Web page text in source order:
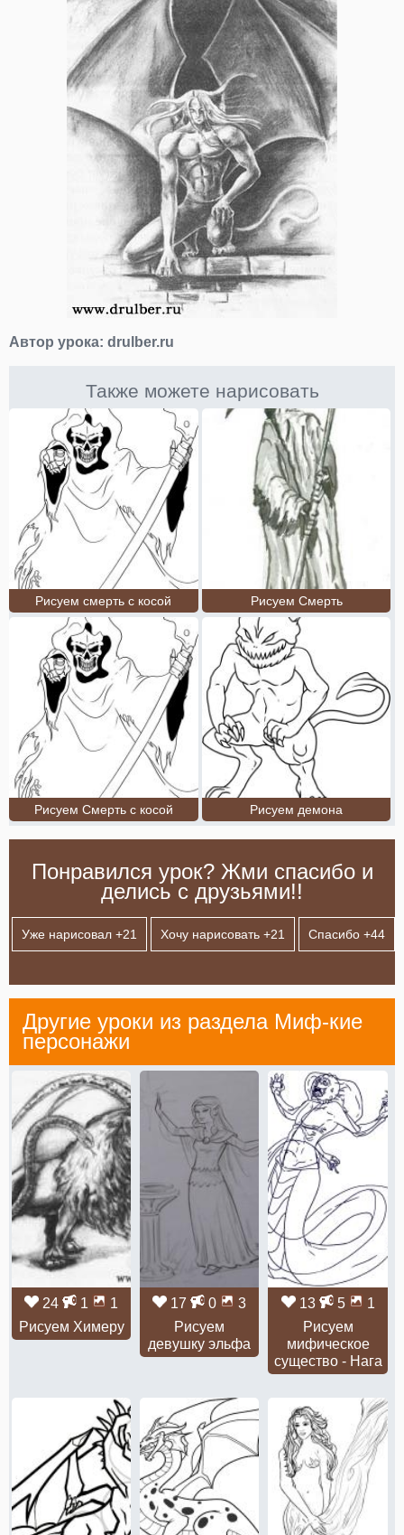
Автор урока: drulber.ru
Также можете нарисовать
Рисуем смерть с косой Рисуем Смерть
Рисуем Смерть с косой Рисуем демона
Понравился урок? Жми спасибо и
делись с друзьями!!
Уже нарисовал +21 Хочу нарисовать +21 Спасибо +44
Другие уроки из раздела Миф-кие
персонажи
24 1
1
Рисуем Химеру
17 0
3
Рисуем
девушку эльфа
13 5
1
Рисуем
мифическое
существо - Нага